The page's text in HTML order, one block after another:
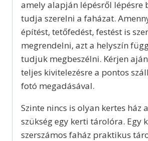
amely alapján lépésről lépésre
tudja szerelni a faházat.
építést, tetőfedést, festést is
megrendelni, azt a helyszín
tudjuk megbeszélni. Kérjen
teljes kivitelezésre a pontos
fotó megadásával.
Szinte nincs is olyan kertes ház
szükség egy kerti tárolóra. Egy
szerszámos faház praktikus